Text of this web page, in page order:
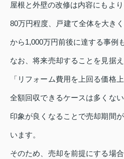
屋根と外壁の改修は内容にもよ
80万円程度、戸建て全体を大き
から1,000万円前後に達する事例
なお、将来売却することを見据
「リフォーム費用を上回る価格
全額回収できるケースは多くな
印象が良くなることで売却期間
います。
そのため、売却を前提にする場